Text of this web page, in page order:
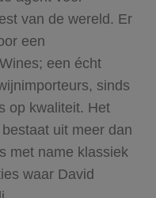
van de wereld. Er
een
een écht
sinds
op kwaliteit. Het
uit meer dan
met name klassiek
waar David